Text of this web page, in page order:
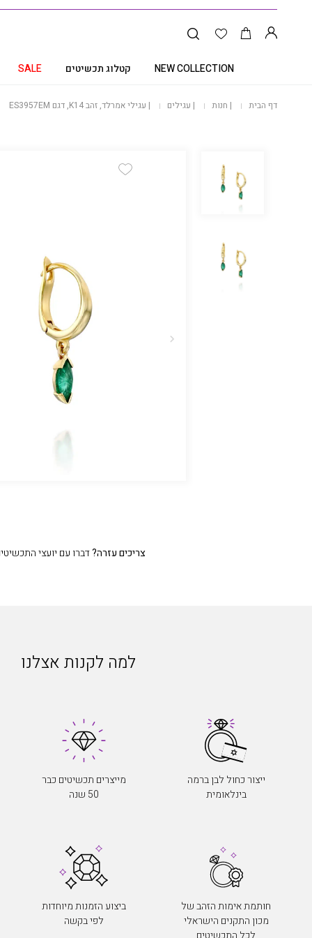
NEW COLLECTION קטלוג תכשיטים SALE
דף הבית | חנות | עגילים | עגילי אמרלד, זהב K14, דגם ES3957EM
צריכים עזרה?דברו עם יועצי התכשיטים
למה לקנות אצלנו
ייצור כחול לבן ברמה
בינלאומית
מייצרים תכשיטים כבר
50 שנה
חותמת אימות הזהב של
מכון התקנים הישראלי
ביצוע הזמנות מיוחדות
לפי בקשה